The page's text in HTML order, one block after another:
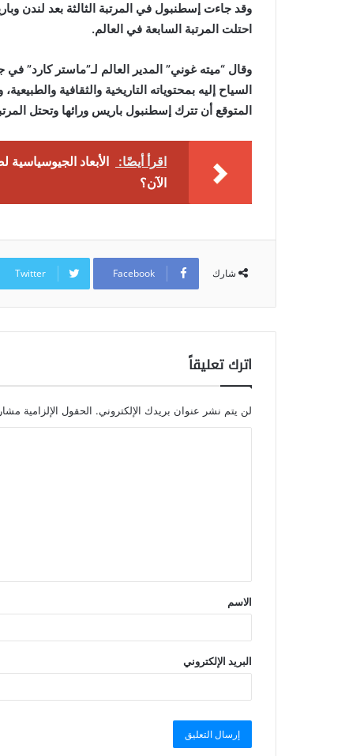
وقد جاءت إسطنبول في المرتبة الثالثة بعد لندن
احتلت المرتبة السابعة في العالم.
وقال “ميته غوني” المدير العالم لـ”ماستر كارد”
المتوقع أن تترك إسطنبول باريس ورائها وتحتل
اقرأ أيضًا:
الأبعاد الجيوسياسية
الآن؟
شارك Facebook
Twitter
اترك تعليقاً
لن يتم نشر عنوان بريدك الإلكتروني. الحقول الإلزامية
الاسم
البريد الإلكتروني